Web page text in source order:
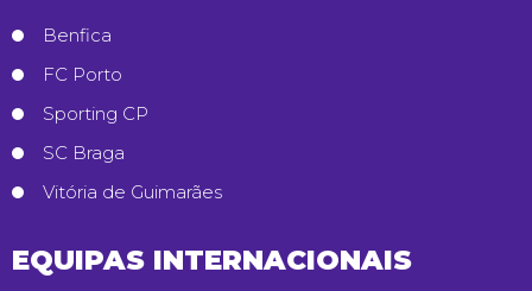
Benfica
FC Porto
Sporting CP
SC Braga
Vitória de Guimarães
EQUIPAS INTERNACIONAIS